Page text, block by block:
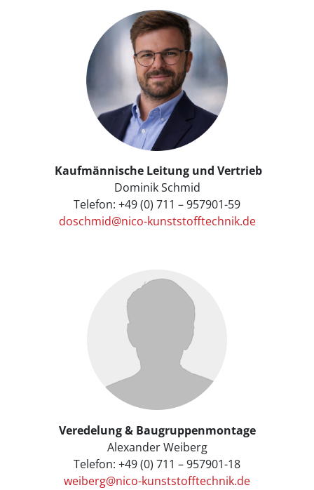
Kaufmännische Leitung und Vertrieb
Dominik Schmid
Telefon: +49 (0) 711 – 957901-59
doschmid@nico-kunststofftechnik.de
Veredelung & Baugruppenmontage
Alexander Weiberg
Telefon: +49 (0) 711 – 957901-18
weiberg@nico-kunststofftechnik.de